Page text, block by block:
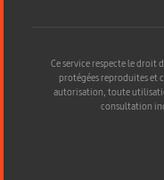
Ce service respecte le droit
protégées reproduites et
autorisation, toute
consultation